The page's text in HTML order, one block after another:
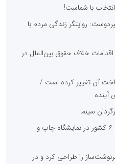
با شماست!
روایتگر زندگی مردم با
خلاف حقوق بین‌الملل در
آن تغییر کرده است /
آینده
سینما
میزبانی تهران از هیئت‌های تجاری ۶ کشور در نمایشگاه چاپ و
را طراحی کرد و در